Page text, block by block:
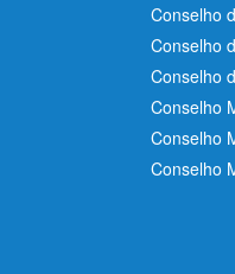
Conselho
Conselho
Conselho
Conselho
Conselho
Conselho